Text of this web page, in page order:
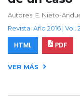
Autores: E. Nieto-
Revista: Año 2016 | Vol.
HTML PDF
VER MÁS